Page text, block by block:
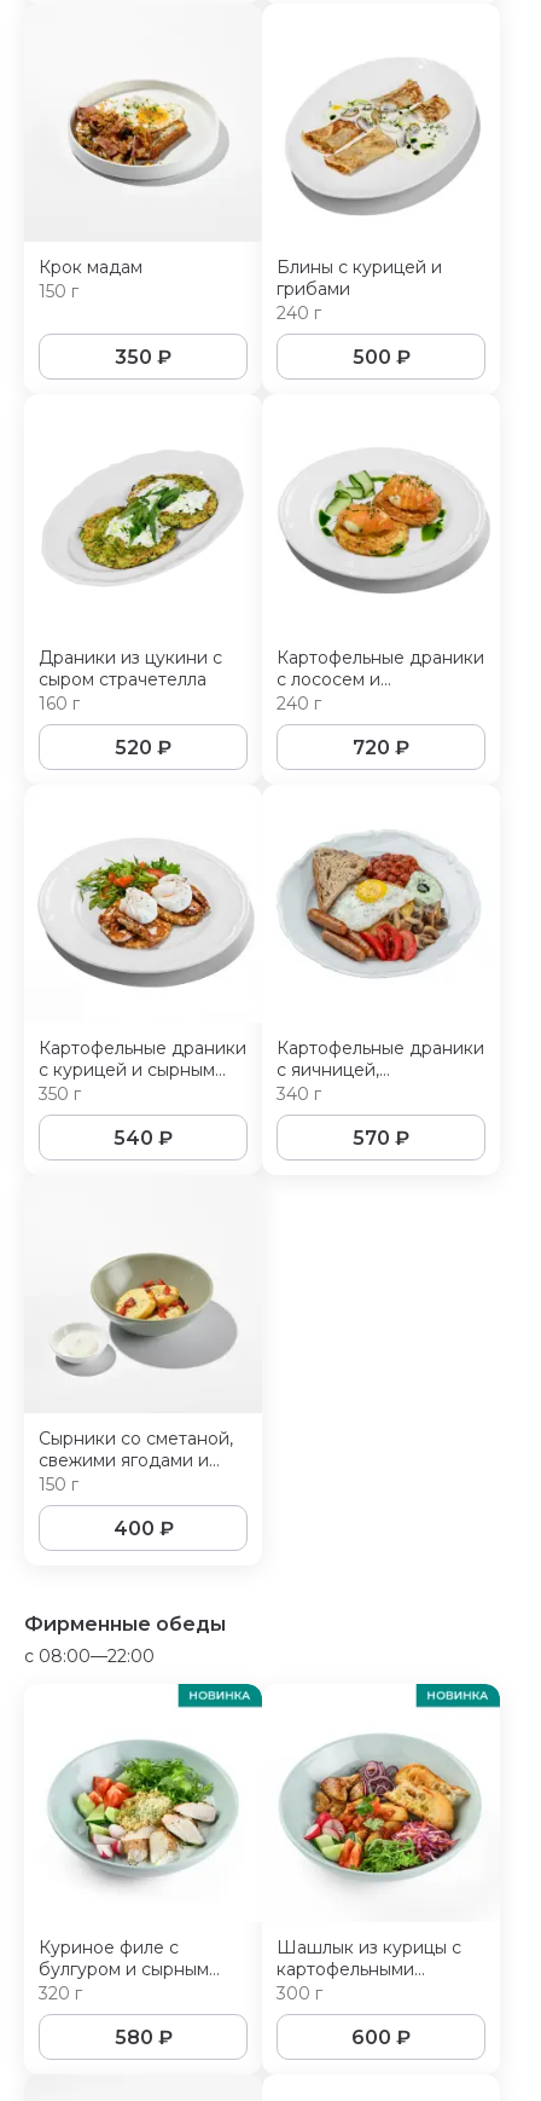
Крок мадам
150 г
350 ₽
Блины с курицей и
грибами
240 г
500 ₽
Драники из цукини с
сыром страчетелла
160 г
520 ₽
Картофельные драники
с лососем и
голландским соусом
240 г
720 ₽
Картофельные драники
с курицей и сырным
соусом
350 г
540 ₽
Картофельные драники
с яичницей,
колбасками, грибами,
помидорами, красной
фасолью и зерновым
хлебом
340 г
570 ₽
Сырники со сметаной,
свежими ягодами и
маком
150 г
400 ₽
Фирменные обеды
c 08:00—22:00
Куриное филе с
булгуром и сырным
соусом
320 г
580 ₽
Шашлык из курицы с
картофельными
дольками и овощами
300 г
600 ₽